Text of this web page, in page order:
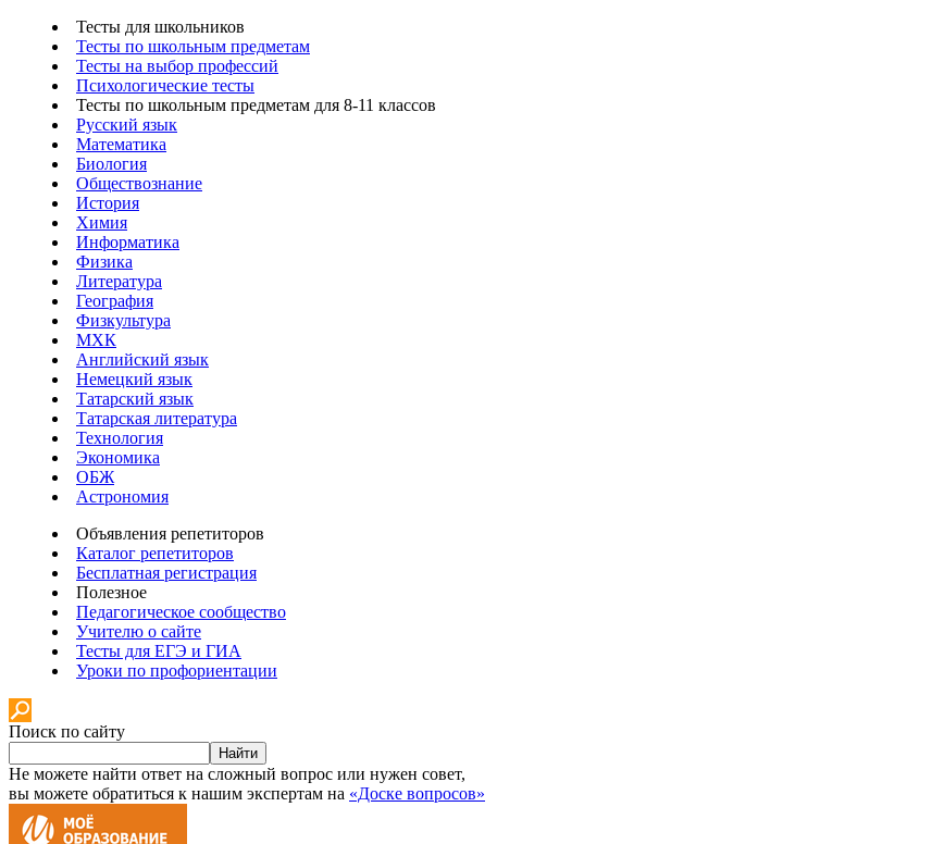
Тесты для школьников
Тесты по школьным предметам
Тесты на выбор профессий
Психологические тесты
Тесты по школьным предметам для 8-11 классов
Русский язык
Математика
Биология
Обществознание
История
Химия
Информатика
Физика
Литература
География
Физкультура
МХК
Английский язык
Немецкий язык
Татарский язык
Татарская литература
Технология
Экономика
ОБЖ
Астрономия
Объявления репетиторов
Каталог репетиторов
Бесплатная регистрация
Полезное
Педагогическое сообщество
Учителю о сайте
Тесты для ЕГЭ и ГИА
Уроки по профориентации
Поиск по сайту
Найти
Не можете найти ответ на сложный вопрос или нужен совет,
вы можете обратиться к нашим экспертам на «Доске вопросов»